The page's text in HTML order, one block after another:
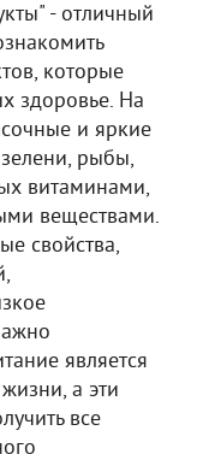
- отличный
которые
здоровье. На
и яркие
рыбы,
витаминами,
веществами.
свойства,
является
а эти
все